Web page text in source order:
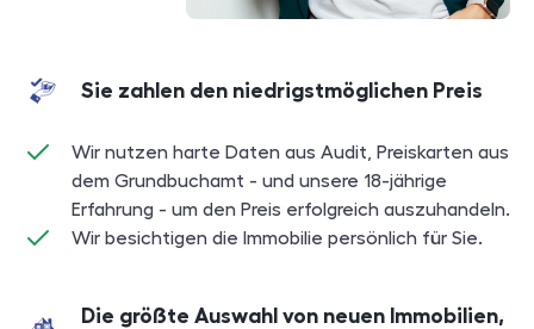
Sie zahlen den niedrigstmöglichen Preis
Wir nutzen harte Daten aus Audit, Preiskarten aus
dem Grundbuchamt - und unsere 18-jährige
Erfahrung - um den Preis erfolgreich auszuhandeln.
Wir besichtigen die Immobilie persönlich für Sie.
Die größte Auswahl von neuen Immobilien,